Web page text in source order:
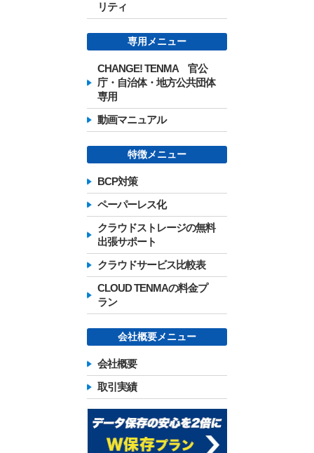
リティ
専用メニュー
CHANGE! TENMA 官公
庁・自治体・地方公共団体
専用
動画マニュアル
特徴メニュー
BCP対策
ペーパーレス化
クラウドストレージの無料
出張サポート
クラウドサービス比較表
CLOUD TENMAの料金プ
ラン
会社概要メニュー
会社概要
取引実績